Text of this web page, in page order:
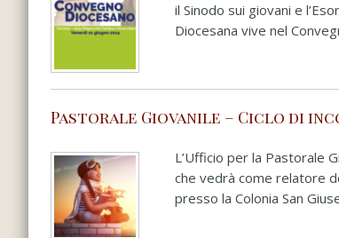
il Sinodo sui giovani e
Diocesana vive nel
Pastorale Giovanile – Ciclo di
L’Ufficio per la Pastorale
che vedrà come relatore
presso la Colonia San